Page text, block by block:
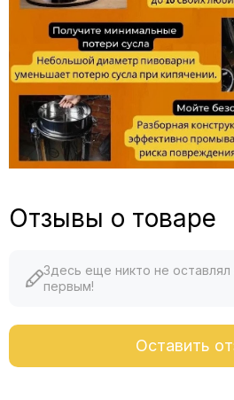
Отзывы о товаре
Здесь еще никто не
первым!
Оставить